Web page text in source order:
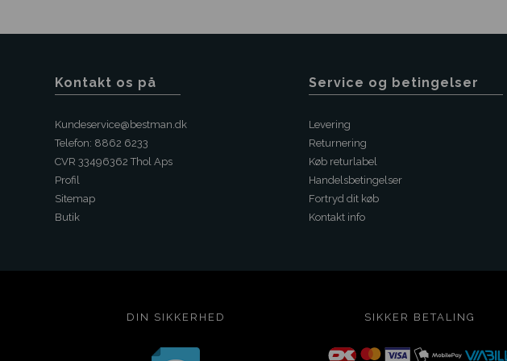
Kontakt os på
Kundeservice@bestman.dk
Telefon: 8862 6233
CVR 33496362 Thol Aps
Profil
Sitemap
Butik
Service og betingelser
Levering
Returnering
Køb returlabel
Handelsbetingelser
Fortryd dit køb
Kontakt info
DIN SIKKERHED SIKKER BETALING